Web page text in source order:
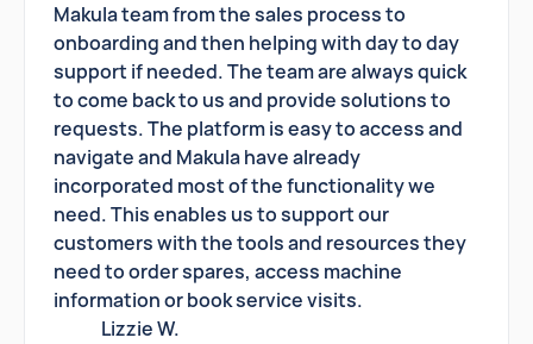
Makula team from the sales process to
onboarding and then helping with day to day
support if needed. The team are always quick
to come back to us and provide solutions to
requests. The platform is easy to access and
navigate and Makula have already
incorporated most of the functionality we
need. This enables us to support our
customers with the tools and resources they
need to order spares, access machine
information or book service visits.
Lizzie W.